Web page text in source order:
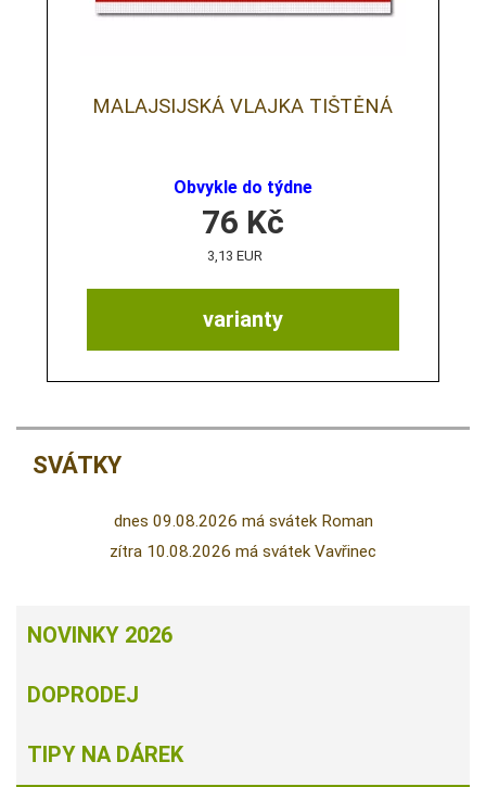
MALAJSIJSKÁ VLAJKA TIŠTĚNÁ
Obvykle do týdne
varianty
76 Kč
3,13 EUR
SVÁTKY
dnes 09.08.2026 má svátek Roman
zítra 10.08.2026 má svátek Vavřinec
NOVINKY 2026
DOPRODEJ
TIPY NA DÁREK